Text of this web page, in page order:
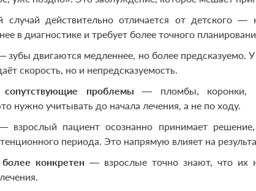
случай действительно отличается от
в диагностике и требует более точного
зубы двигаются медленнее, но более предсказуемо.
скорость, но и непредсказуемость.
сопутствующие проблемы — пломбы, коронки,
нужно учитывать до начала лечения, а не по ходу.
взрослый пациент осознанно принимает
периода. Это напрямую влияет на
конкретен — взрослые точно знают, что их